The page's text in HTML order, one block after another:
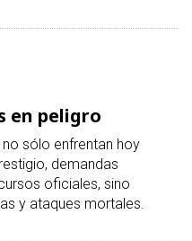
en peligro
sólo enfrentan hoy
demandas
oficiales, sino
y ataques mortales.